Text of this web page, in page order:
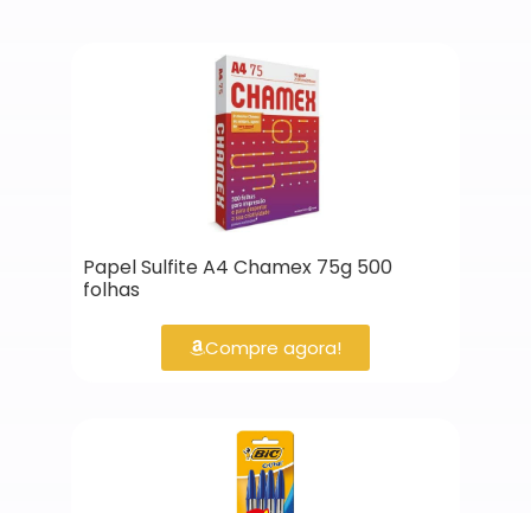
Papel Sulfite A4 Chamex 75g 500
folhas
Compre agora!